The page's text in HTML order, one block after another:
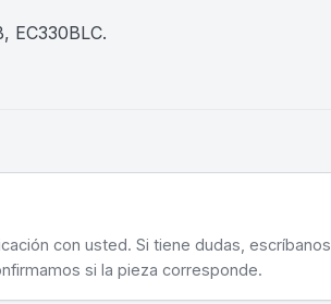
EC330BLC.
con usted. Si tiene dudas, escríbanos
si la pieza corresponde.